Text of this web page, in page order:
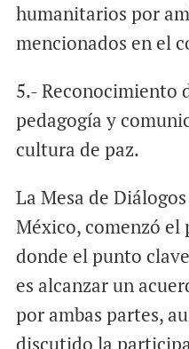
humanitarios por
mencionados en el
5.- Reconocimiento
pedagogía y
cultura de paz.
La Mesa de
México, comenzó el
donde el punto
es alcanzar un
por ambas partes,
discutido la